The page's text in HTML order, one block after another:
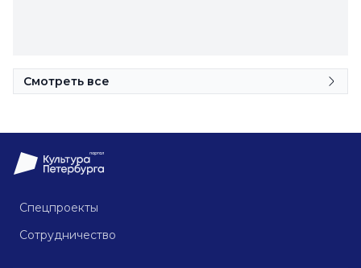
Смотреть все
Спецпроекты
Сотрудничество